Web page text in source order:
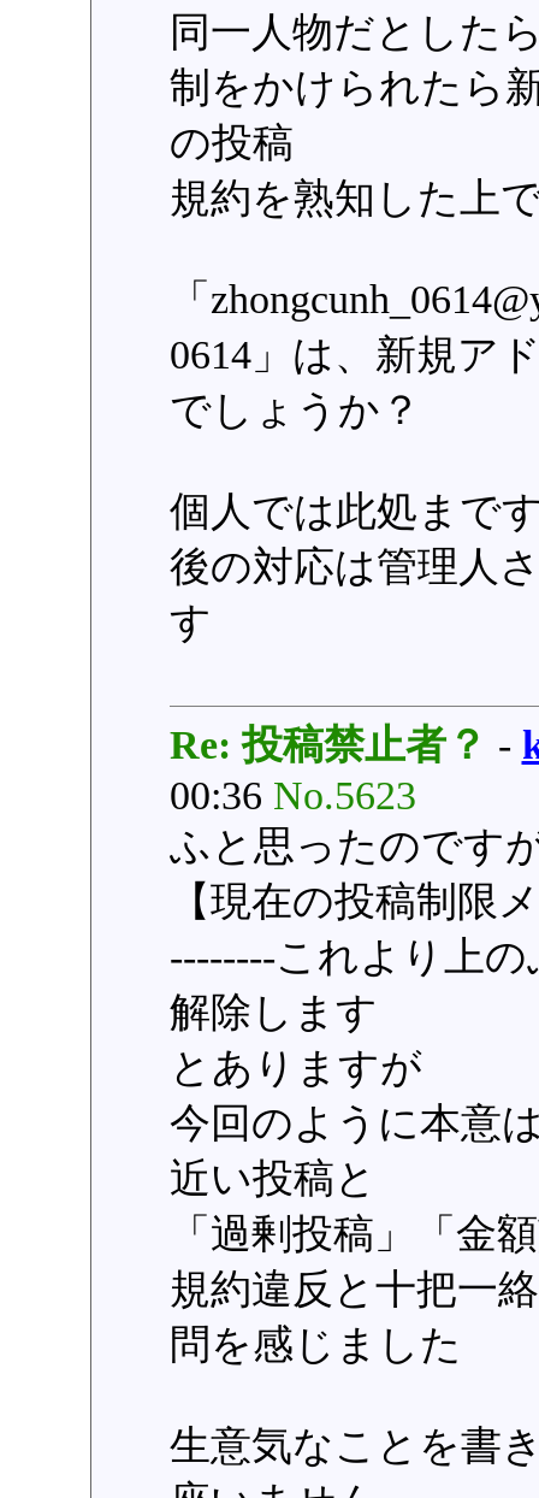
同一人物だとした
制をかけられたら
の投稿
規約を熟知した上
「
0614」は、新規ア
でしょうか？
個人では此処まで
後の対応は管理人
す
Re: 投稿禁止者？ -
00:36 No.5623
ふと思ったのです
【現在の投稿制限
--------これより上
解除します
とありますが
今回のように本意
近い投稿と
「過剰投稿」「金
規約違反と十把一
問を感じました
生意気なことを書